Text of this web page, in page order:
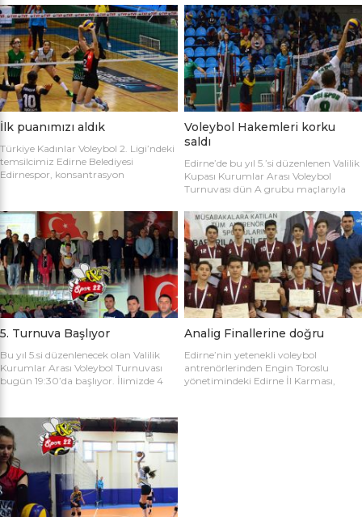
temsilcimiz Edirne Belediyesi
Edirnespor, Mimar Sinan Spor
Salonu’nda Manisa Salihli
Belediyespor’la karşılaştı. Takımlar
sahaya şu kadrolarla çıktılar: Edirne
Belediyesi Edirnespor: Simge, Edanur,
Sibel, Cere, Simge, Yaren, Halime,
Selay, Kübra, Deniz Salihli Belediye
Spor: […]
Salonu’nda Metin Demirbağ ve
Emrah Baran’ın yönettiği
karşılaşmaya takımlar şu kadrolarla
çıktılar: EDİRNESPOR: Simge
Gülağız, Edanur Bayraklı, Sibel Mert,
Ceren Atica, Simge Erden, S. Yaren
Tank, Halime Akay, Selay Çalışkan,
Büşra […]
İlk puanımızı aldık
Türkiye Kadınlar Voleybol 2. Ligi’ndeki
temsilcimiz Edirne Belediyesi
Edirnespor, konsantrasyon
Kadınlar Voleybol 2. Ligi’ne devam
edilirken Edirnespor Kadın Voleybol
Takımı Mimar Sinan Spor Salonu’nda
kendi seyircisi önünde ilk maçına çıktı.
İlk maçında deplasmanda Bursa
Nilüfer Belediyesi’ne 3-0 mağlup
olmuştu. İkinci maçında konuk ettiği
Biga […]
Voleybol Hakemleri korku
saldı
Edirne’de bu yıl 5.’si düzenlenen Valilik
Kupası Kurumlar Arası Voleybol
Turnuvası dün A grubu maçlarıyla
ile Ecacılar Odası karşı karşıya geldi.
Maçı üçyüzden fazla voleybol sever
izledi. Takımlar sahaya şu kadrolarla
çıktılar: Voleybol Hakemleri: Oğulcan
Kuru, Öyküm Akıncı, Ecem Göçmen,
Özge Göktaş, Rabia Acun, Gökay
Karatop, Semih Sormaz, Coşkun
Özsoy […]
5. Turnuva Başlıyor
Bu yıl 5.si düzenlenecek olan Valilik
Kurumlar Arası Voleybol Turnuvası
bugün 19:30’da başlıyor. İlimizde 4
bugün başlıyor. Toplamda 14 takımın
katılımıyla düzenlenen 5. Valilik
Voleybol Turnuvasının teknik
toplantısı ve kura çekimi Aliço
Pehlivan Sporcu Eğitim Merkezi
Toplantı Salonu’nda yapıldı.
Toplantıya Voleybol hakemi ve
antrenörü Engin Toroslu, Ayhan […]
Analig Finallerine doğru
Edirne’nin yetenekli voleybol
antrenörlerinden Engin Toroslu
yönetimindeki Edirne İl Karması,